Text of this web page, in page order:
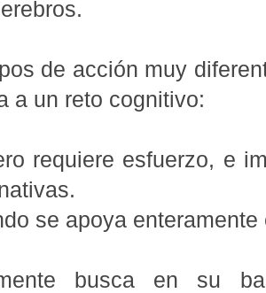
de acción muy
a un reto cognitivo:
requiere esfuerzo, e
se apoya
busca en su